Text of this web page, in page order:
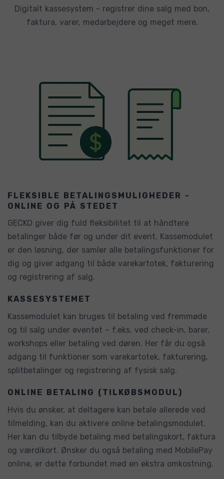
Digitalt kassesystem - registrer dine salg med bon,
faktura, varer, medarbejdere og meget mere.
FLEKSIBLE BETALINGSMULIGHEDER -
ONLINE OG PÅ STEDET
GECKO giver dig fuld fleksibilitet til at håndtere
betalinger både før og under dit event. Kassemodulet
er den løsning, der samler alle betalingsfunktioner for
dig og giver adgang til både varekartotek, fakturering
og registrering af salg.
KASSESYSTEMET
Kassemodulet kan bruges til betaling ved fremmøde
og til salg under eventet – f.eks. ved check-in, barer,
workshops eller betaling ved døren. Her får du også
adgang til funktioner som varekartotek, fakturering,
splitbetalinger og registrering af fysisk salg.
ONLINE BETALING (TILKØBSMODUL)
Hvis du ønsker, at deltagere kan betale allerede ved
tilmelding, kan du aktivere online betalingsmodulet.
Her kan du tilbyde betaling med betalingskort, faktura
og værdikort. Ønsker du også betaling med MobilePay
online, er dette forbundet med en ekstra omkostning.